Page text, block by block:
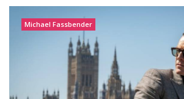
Michael Fassbender